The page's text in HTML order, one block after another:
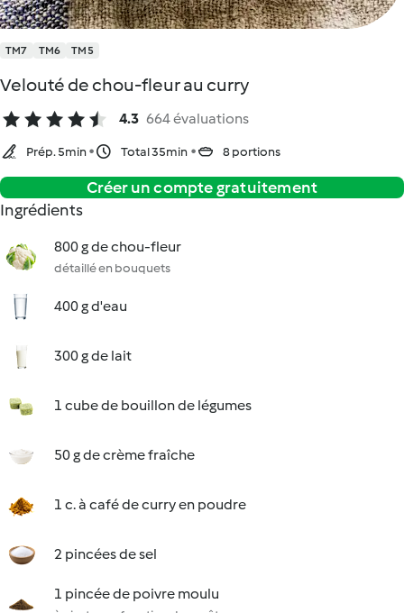
TM7 TM6 TM5
Velouté de chou-fleur au curry
4.3 664 évaluations
Prép. 5min Total 35min 8 portions
Créer un compte gratuitement
Ingrédients
800 g de chou-fleur
détaillé en bouquets
400 g d'eau
300 g de lait
1 cube de bouillon de légumes
50 g de crème fraîche
1 c. à café de curry en poudre
2 pincées de sel
1 pincée de poivre moulu